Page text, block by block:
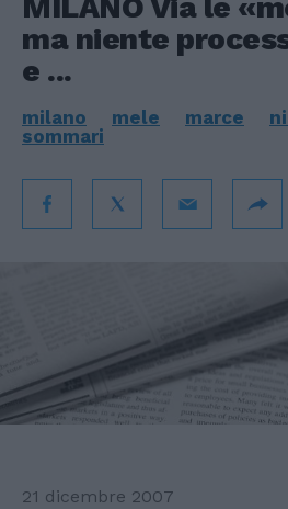
ma niente
e ...
milano mele marce
sommari
21 dicembre 2007